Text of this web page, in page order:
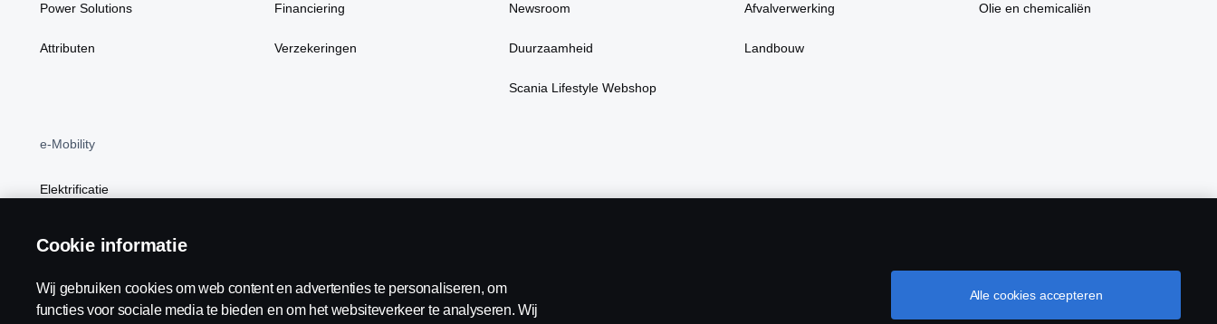
Power Solutions
Attributen
Financiering
Verzekeringen
Newsroom
Duurzaamheid
Scania Lifestyle Webshop
Afvalverwerking
Landbouw
Olie en chemicaliën
e-Mobility
Elektrificatie
Scania in Your Region: België
Cookie informatie
Wij gebruiken cookies om web content en advertenties te personaliseren, om
functies voor sociale media te bieden en om het websiteverkeer te analyseren. Wij
Alle cookies accepteren